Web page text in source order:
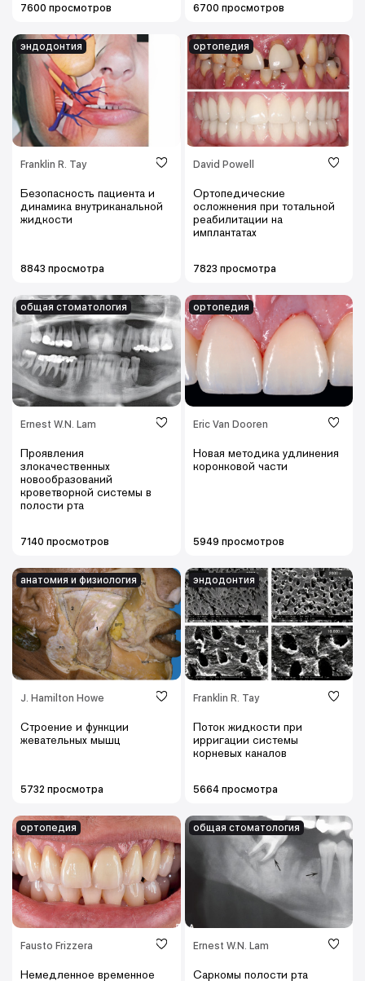
7600 просмотров 6700 просмотров
эндодонтия
Franklin R. Tay
Безопасность пациента и
динамика внутриканальной
жидкости
8843 просмотра
ортопедия
David Powell
Ортопедические
осложнения при тотальной
реабилитации на
имплантатах
7823 просмотра
общая стоматология
Ernest W.N. Lam
Проявления
злокачественных
новообразований
кроветворной системы в
полости рта
7140 просмотров
ортопедия
Eric Van Dooren
Новая методика удлинения
коронковой части
5949 просмотров
анатомия и физиология
J. Hamilton Howe
Строение и функции
жевательных мышц
5732 просмотра
эндодонтия
Franklin R. Tay
Поток жидкости при
ирригации системы
корневых каналов
5664 просмотра
ортопедия
Fausto Frizzera
Немедленное временное
общая стоматология
Ernest W.N. Lam
Саркомы полости рта